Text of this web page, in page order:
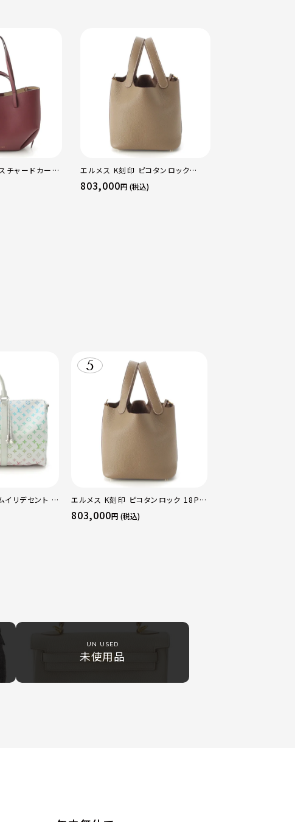
チャードカーフ
ークチェリー
エルメス K刻印 ピコタンロック
18PM トリヨン ハンドバッグ ゴール
ド金具 エトゥープ
803,000円 (税込)
イリデセント キ
ボストンバッ
エルメス K刻印 ピコタンロック 18PM
トリヨン ハンドバッグ ゴールド金具 エ
トゥープ
803,000円 (税込)
UN USED
未使用品